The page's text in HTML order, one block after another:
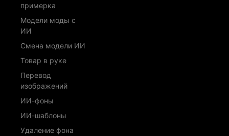
примерка
Модели моды с
ИИ
Смена модели ИИ
Товар в руке
Перевод
изображений
ИИ-фоны
ИИ-шаблоны
Удаление фона